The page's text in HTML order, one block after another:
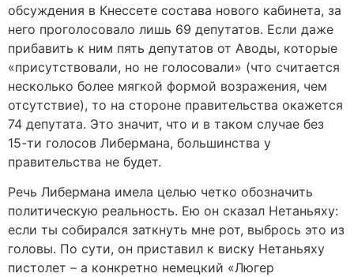
обсуждения в Кнессете состава нового кабинета, за
него проголосовало лишь 69 депутатов. Если даже
прибавить к ним пять депутатов от Аводы, которые
«присутствовали, но не голосовали» (что считается
несколько более мягкой формой возражения, чем
отсутствие), то на стороне правительства окажется
74 депутата. Это значит, что и в таком случае без
15-ти голосов Либермана, большинства у
правительства не будет.
Речь Либермана имела целью четко обозначить
политическую реальность. Ею он сказал Нетаньяху:
если ты собирался заткнуть мне рот, выбрось это из
головы. По сути, он приставил к виску Нетаньяху
пистолет – а конкретно немецкий «Люгер